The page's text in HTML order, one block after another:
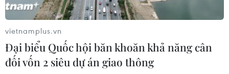
05/08/2026 02:00
Điểm hẹn ngắm băng trôi và cá voi ở
Canada
05/08/2026 01:08
vietnamplus.vn
Đại biểu Quốc hội băn khoăn khả năng cân
đối vốn 2 siêu dự án giao thông